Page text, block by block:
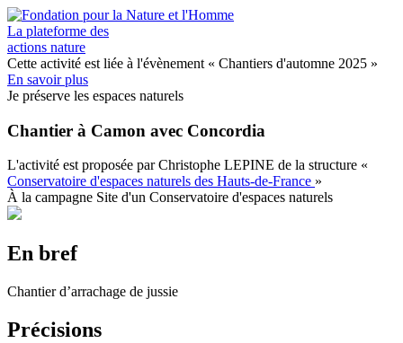
Aller
au
contenu
principal
La plateforme des
actions nature
Cette activité est liée à l'évènement « Chantiers d'automne 2025 »
En savoir plus
Je préserve les espaces naturels
Chantier à Camon avec Concordia
L'activité est proposée parChristophe LEPINE de la structure «
Conservatoire d'espaces naturels des Hauts-de-France »
À la campagne Site d'un Conservatoire d'espaces naturels
En bref
Chantier d’arrachage de jussie
Précisions